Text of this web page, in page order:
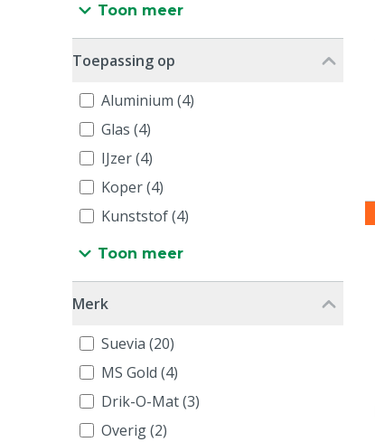
Toon meer
Toepassing op
Aluminium (4)
Glas (4)
IJzer (4)
Koper (4)
Kunststof (4)
Toon meer
Merk
Suevia (20)
MS Gold (4)
Drik-O-Mat (3)
Overig (2)